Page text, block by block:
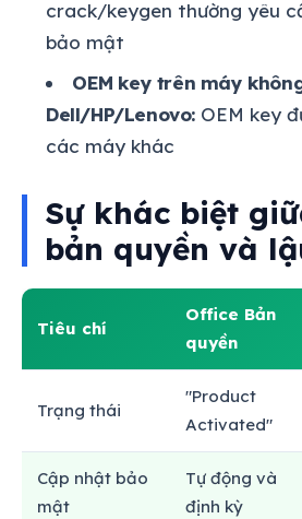
crack/keygen thường yêu
bảo mật
OEM key trên máy
Dell/HP/Lenovo: OEM key
các máy khác
Sự khác biệt
bản quyền và
Tiêu chí
Office Bản
quyền
Trạng thái
"Product
Activated"
Cập nhật bảo
mật
Tự động và
định kỳ